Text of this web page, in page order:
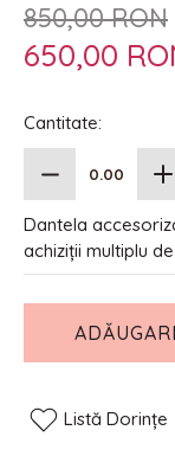
850,00 RON
650,00
Cantitate:
Dantela
achiziții multiplu
Listă Dorințe